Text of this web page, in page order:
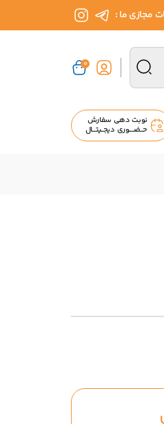
مجازی ما :
0
نوبت دهی سفارش
حــضــــوری دیجــیتـــال